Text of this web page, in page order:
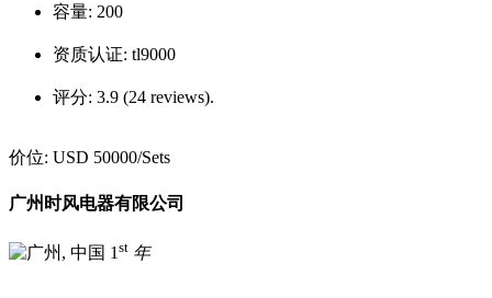
容量: 200
资质认证: tl9000
评分: 3.9 (24 reviews).
价位: USD 50000/Sets
广州时风电器有限公司
1st 年